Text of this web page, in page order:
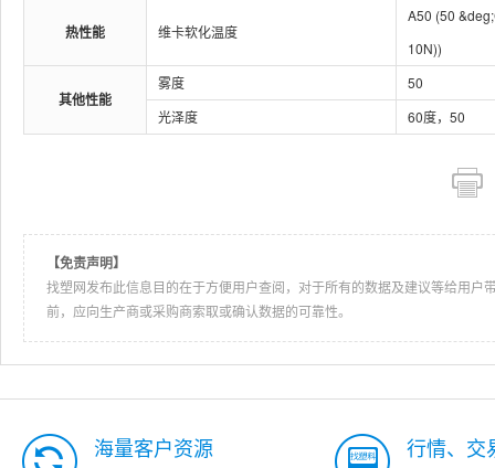
热性能 维卡软化温度
A50 (50
10N))
其他性能
雾度
50
光泽度
60度，50
【免责声明】
找塑网发布此信息目的在于方便用户查阅，对于所有的数据及建议等给用
前，应向生产商或采购商索取或确认数据的可靠性。
海量客户资源
行情、交